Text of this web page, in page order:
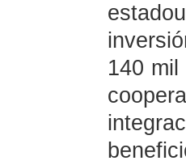
140